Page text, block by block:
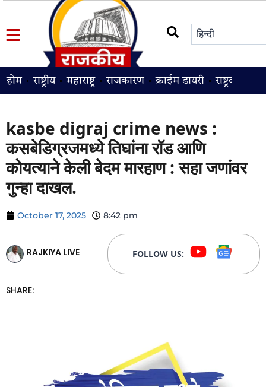
होम राष्ट्रीय महाराष्ट्र राजकारण क्राईम डायरी राष्ट्रवादी
kasbe digraj crime news :
कसबेडिग्रजमध्ये तिघांना रॉड आणि
कोयत्याने केली बेदम मारहाण : सहा जणांवर
गुन्हा दाखल.
October 17, 2025 8:42 pm
RAJKIYA LIVE FOLLOW US:
SHARE: